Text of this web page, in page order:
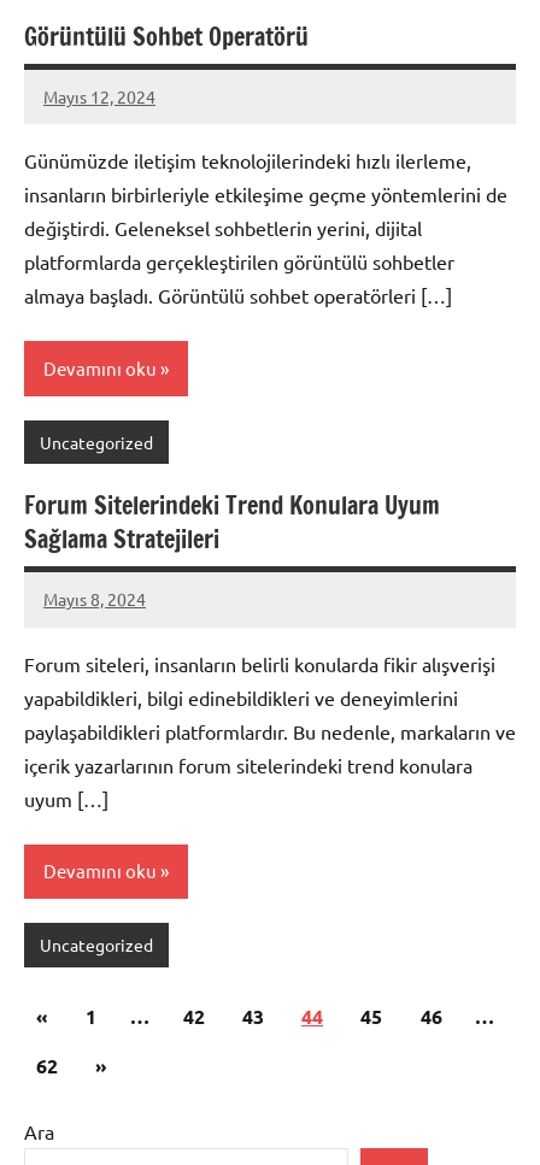
Görüntülü Sohbet Operatörü
Mayıs 12, 2024
admin
Günümüzde iletişim teknolojilerindeki hızlı ilerleme,
insanların birbirleriyle etkileşime geçme yöntemlerini de
değiştirdi. Geleneksel sohbetlerin yerini, dijital
platformlarda gerçekleştirilen görüntülü sohbetler
almaya başladı. Görüntülü sohbet operatörleri […]
Devamını oku
Uncategorized
Forum Sitelerindeki Trend Konulara Uyum
Sağlama Stratejileri
Mayıs 8, 2024
admin
Forum siteleri, insanların belirli konularda fikir alışverişi
yapabildikleri, bilgi edinebildikleri ve deneyimlerini
paylaşabildikleri platformlardır. Bu nedenle, markaların ve
içerik yazarlarının forum sitelerindeki trend konulara
uyum […]
Devamını oku
Uncategorized
Yazı
sayfalaması
«Önceki
1 … 42 43 44 45 46
…
62
Sonraki
»
Ara